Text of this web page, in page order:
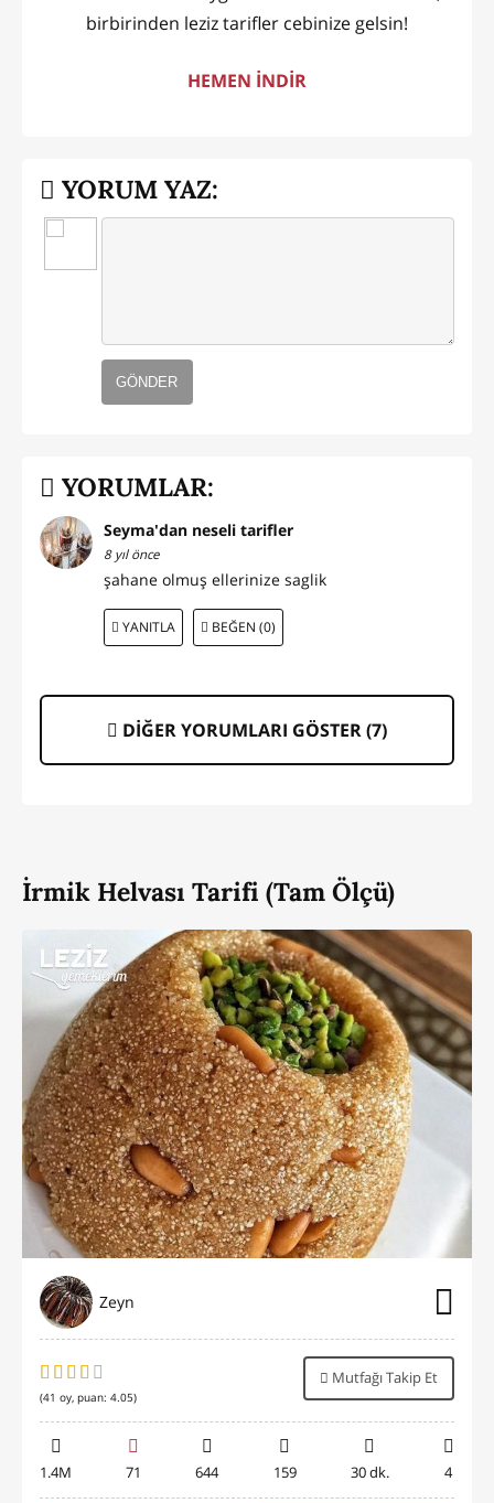
birbirinden leziz tarifler cebinize gelsin!
HEMEN İNDİR
YORUM YAZ:
GÖNDER
YORUMLAR:
Seyma'dan neseli tarifler
8 yıl önce
şahane olmuş ellerinize saglik
YANITLA BEĞEN (0)
DİĞER YORUMLARI GÖSTER (7)
İrmik Helvası Tarifi (Tam Ölçü)
Zeyn
(41 oy, puan: 4.05)
Mutfağı Takip Et
1.4M 71 644 159 30 dk. 4